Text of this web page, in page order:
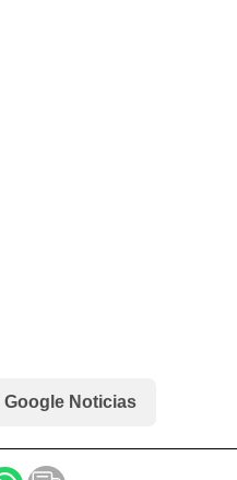
Google Noticias